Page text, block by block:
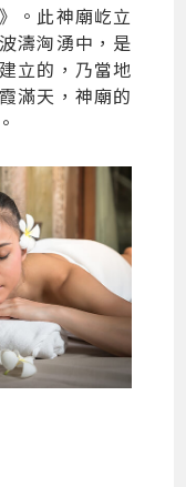
。此神廟屹立
濤洶湧中，是
立的，乃當地
滿天，神廟的